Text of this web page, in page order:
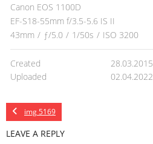
Canon EOS 1100D
EF-S18-55mm f/3.5-5.6 IS II
43mm / ƒ/5.0 / 1/50s / ISO 3200
Created
28.03.2015
Uploaded
02.04.2022
img 5169
LEAVE A REPLY